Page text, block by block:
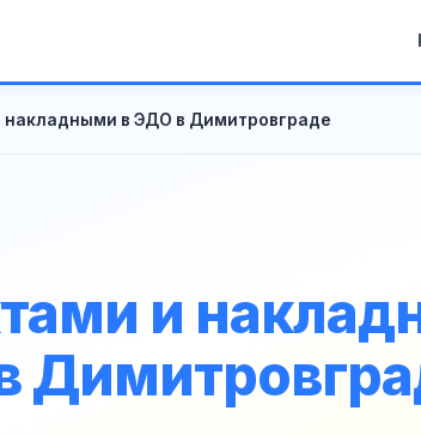
накладными в ЭДО в Димитровграде
и